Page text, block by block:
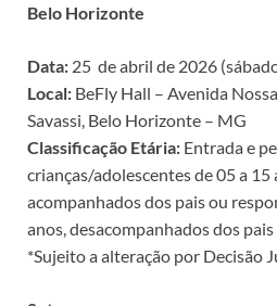
Belo Horizonte
Data: 25 de abril de 2026
Local: BeFly Hall – Avenida
Savassi, Belo Horizonte – MG
Classificação Etária: Entrada e
crianças/adolescentes de 05 a 15
acompanhados dos pais ou
anos, desacompanhados dos
*Sujeito a alteração por Decisão